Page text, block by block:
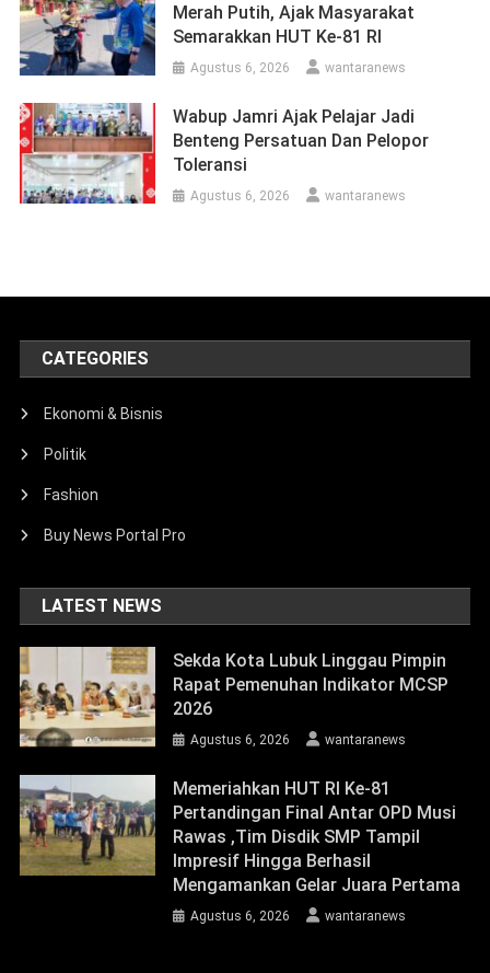
Merah Putih, Ajak Masyarakat
Semarakkan HUT Ke-81 RI
Agustus 6, 2026 wantaranews
Wabup Jamri Ajak Pelajar Jadi
Benteng Persatuan Dan Pelopor
Toleransi
Agustus 6, 2026 wantaranews
CATEGORIES
Ekonomi & Bisnis
Politik
Fashion
Buy News Portal Pro
LATEST NEWS
Sekda Kota Lubuk Linggau Pimpin
Rapat Pemenuhan Indikator MCSP
2026
Agustus 6, 2026 wantaranews
Memeriahkan HUT RI Ke-81
Pertandingan Final Antar OPD Musi
Rawas ,Tim Disdik SMP Tampil
Impresif Hingga Berhasil
Mengamankan Gelar Juara Pertama
Agustus 6, 2026 wantaranews